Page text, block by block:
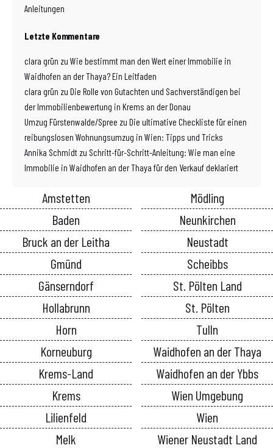
Anleitungen
Letzte Kommentare
clara grün zu Wie bestimmt man den Wert einer Immobilie in
Waidhofen an der Thaya? Ein Leitfaden
clara grün zu Die Rolle von Gutachten und Sachverständigen bei
der Immobilienbewertung in Krems an der Donau
Umzug Fürstenwalde/Spree zu Die ultimative Checkliste für einen
reibungslosen Wohnungsumzug in Wien: Tipps und Tricks
Annika Schmidt zu Schritt-für-Schritt-Anleitung: Wie man eine
Immobilie in Waidhofen an der Thaya für den Verkauf deklariert
Amstetten
Baden
Bruck an der Leitha
Gmünd
Gänserndorf
Hollabrunn
Horn
Korneuburg
Krems-Land
Krems
Lilienfeld
Melk
Mödling
Neunkirchen
Neustadt
Scheibbs
St. Pölten Land
St. Pölten
Tulln
Waidhofen an der Thaya
Waidhofen an der Ybbs
Wien Umgebung
Wien
Wiener Neustadt Land